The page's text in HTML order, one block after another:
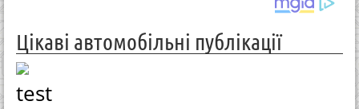
Цікаві автомобільні публікації
test